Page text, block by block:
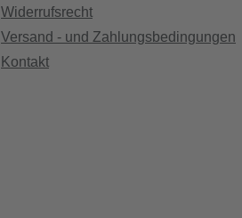
Widerrufsrecht
Versand - und Zahlungsbedingungen
Kontakt